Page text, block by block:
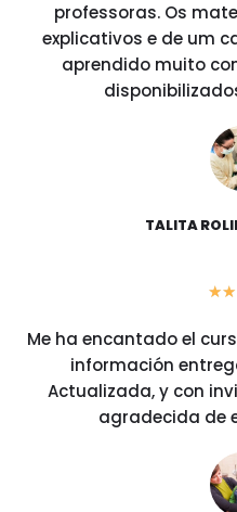
professoras. Os
explicativos e de um
aprendido muito
TALITA
★★
Me ha encantado el
información
Actualizada, y con
agradecida de